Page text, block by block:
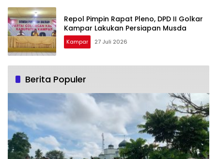
Repol Pimpin Rapat Pleno, DPD II Golkar
Kampar Lakukan Persiapan Musda
Kampar 27 Juli 2026
Berita Populer